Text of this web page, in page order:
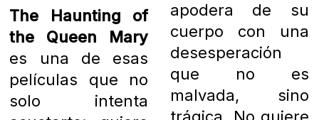
The Haunting of
the Queen Mary
es una de esas
películas que no
solo intenta
apodera de su
cuerpo con una
desesperación
que no es
malvada, sino